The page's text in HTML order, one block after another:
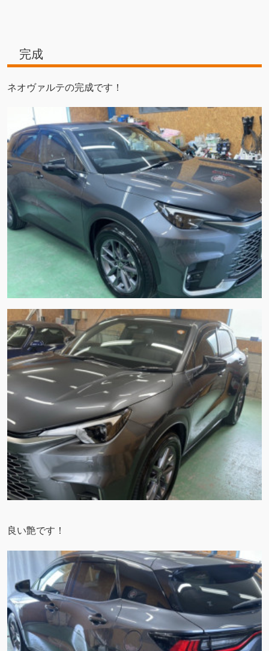
完成
ネオヴァルテの完成です！
良い艶です！